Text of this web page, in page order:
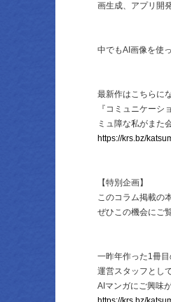
画生成、アプリ開
中でもAI画像を使
最新作はこちらに
『コミュニケー
ミュ障な私がまた
https://krs.bz/
【特別企画】
このコラム掲載の
ぜひこの機会にご
一昨年作った1冊
運営スタッフとし
AIマンガにご興味